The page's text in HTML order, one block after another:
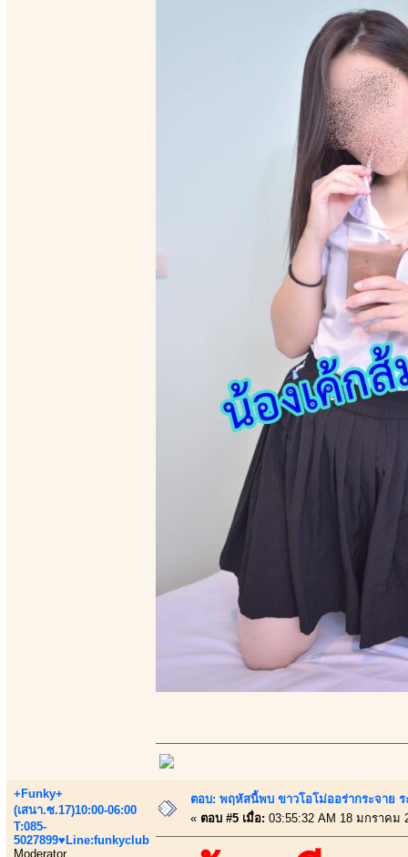
+Funky+
(เสนา.ซ.17)10:00-06:00
T:085-
5027899♥Line:funkyclub
Moderator
ตอบ: พฤหัสนี้พบ ขาวโอโม่ออร่ากระจาย
« ตอบ #5 เมื่อ: 03:55:32 AM 18 มกราคม